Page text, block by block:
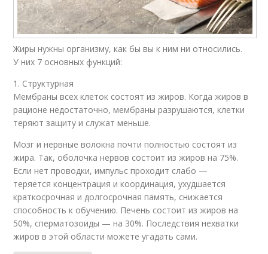
Жиры нужны организму, как бы вы к ним ни относились.
У них 7 основных функций:
1. Структурная
Мембраны всех клеток состоят из жиров. Когда жиров в
рационе недостаточно, мембраны разрушаются, клетки
теряют защиту и служат меньше.
Мозг и нервные волокна почти полностью состоят из
жира. Так, оболочка нервов состоит из жиров на 75%.
Если нет проводки, импульс проходит слабо —
теряется концентрация и координация, ухудшается
краткосрочная и долгосрочная память, снижается
способность к обучению. Печень состоит из жиров на
50%, сперматозоиды — на 30%. Последствия нехватки
жиров в этой области можете угадать сами.